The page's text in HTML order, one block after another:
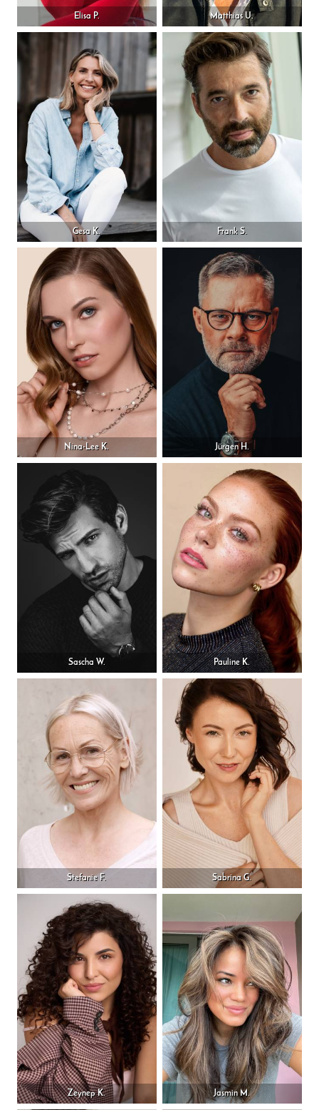
Elisa P. Matthias U.
Gesa K. Frank S.
Nina-Lee K. Jürgen H.
Sascha W. Pauline K.
Stefanie F. Sabrina G.
Zeynep K. Jasmin M.